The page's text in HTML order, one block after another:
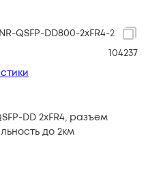
QSFP-DD800-2xFR4-2
104237
DD 2xFR4, разъем
до 2км